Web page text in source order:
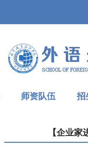
师资队伍 招
【企业